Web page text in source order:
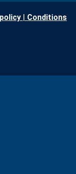
| Conditions